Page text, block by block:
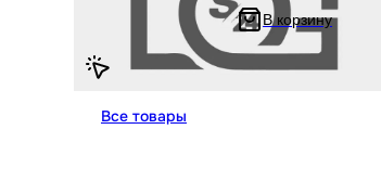
1 595.56 ₽ В корзину
Все товары